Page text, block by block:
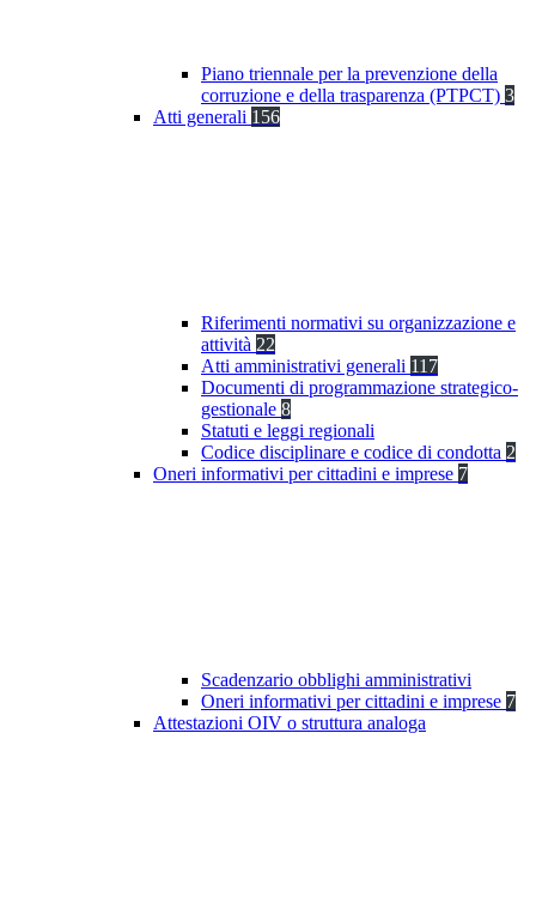
Piano triennale per la prevenzione della
corruzione e della trasparenza (PTPCT) 3
Atti generali 156
Riferimenti normativi su organizzazione e
attività 22
Atti amministrativi generali 117
Documenti di programmazione strategico-
gestionale 8
Statuti e leggi regionali
Codice disciplinare e codice di condotta 2
Oneri informativi per cittadini e imprese 7
Scadenzario obblighi amministrativi
Oneri informativi per cittadini e imprese 7
Attestazioni OIV o struttura analoga